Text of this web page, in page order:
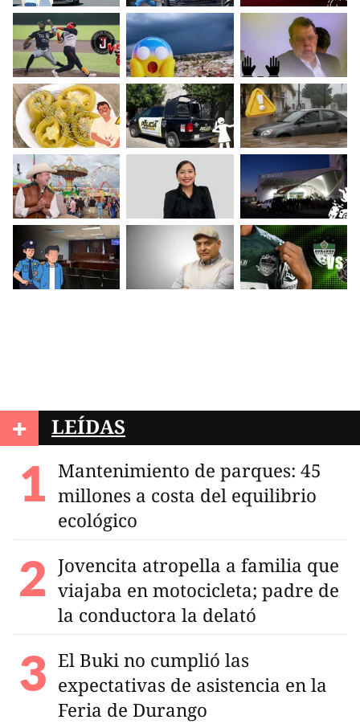
+ LEÍDAS
Mantenimiento de parques: 45
millones a costa del equilibrio
ecológico
Jovencita atropella a familia que
viajaba en motocicleta; padre de
la conductora la delató
El Buki no cumplió las
expectativas de asistencia en la
Feria de Durango